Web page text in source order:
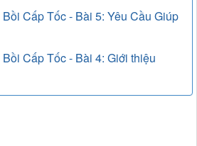
Cấp Tốc - Bài 5: Yêu Cầu Giúp
Cấp Tốc - Bài 4: Giới thiệu